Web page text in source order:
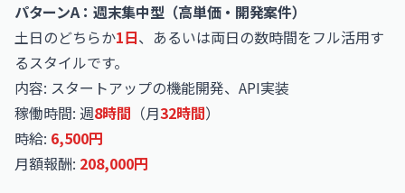
パターンA：週末集中型（高単価・開発案件）
土日のどちらか1日、あるいは両日の数時間をフル活用す
るスタイルです。
内容: スタートアップの機能開発、API実装
稼働時間: 週8時間 （月32時間）
時給: 6,500円
月額報酬: 208,000円